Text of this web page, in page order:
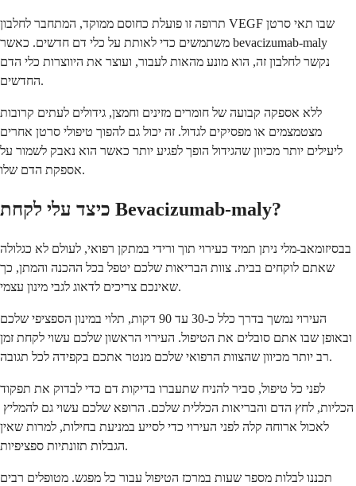
תרופה זו פועלת כחוסם ממוקד, המתחבר לחלבון VEGF שבו תאי סרטן
משתמשים כדי לאותת על כלי דם חדשים. כאשר bevacizumab-maly
נקשר לחלבון זה, הוא מונע מהאות לעבור, ועוצר את היווצרות כלי הדם
החדשים.
ללא אספקה קבועה של חומרים מזינים וחמצן, גידולים לעתים קרובות
מצטמצמים או מפסיקים לגדול. זה יכול גם להפוך טיפולי סרטן אחרים
ליעילים יותר מכיוון שהגידול הופך לפגיע יותר כאשר הוא נאבק לשמור על
אספקת הדם שלו.
כיצד עלי לקחת Bevacizumab-maly?
בבסיזומאב-מלי ניתן תמיד כעירוי תוך ורידי במתקן רפואי, לעולם לא כגלולה
שאתם לוקחים בבית. צוות הבריאות שלכם יטפל בכל ההכנה והמתן, כך
שאינכם צריכים לדאוג לגבי מינון עצמי.
העירוי נמשך בדרך כלל כ-30 עד 90 דקות, תלוי במינון הספציפי שלכם
ובאופן שבו אתם סובלים את הטיפול. העירוי הראשון שלכם עשוי לקחת זמן
רב יותר מכיוון שהצוות הרפואי שלכם מנטר אתכם בקפידה לכל תגובה.
לפני כל טיפול, סביר להניח שתעברו בדיקות דם כדי לבדוק את תפקוד
הכליות, לחץ הדם והבריאות הכללית שלכם. הרופא שלכם עשוי גם להמליץ ​​
לאכול ארוחה קלה לפני העירוי כדי לסייע במניעת בחילות, למרות שאין
הגבלות תזונתיות ספציפיות.
תכננו לבלות מספר שעות במרכז הטיפול עבור כל מפגש. מטופלים רבים